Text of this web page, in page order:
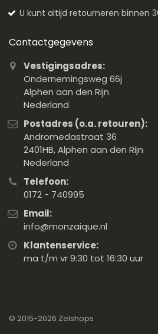
U kunt altijd retourneren binnen
Contactgegevens
Vestigingsadres:
Ondernemingsweg 66j
Alphen aan den Rijn
Nederland
Postadres (o.a. retouren):
Andromedastraat 36
2401HB, Alphen aan den Rijn
Nederland
Telefoon:
0172 - 740995
Email:
info@monzaique.nl
Klantenservice:
ma t/m vr 9:30 tot 16:30 uur
© 2015-2026 Zelshops